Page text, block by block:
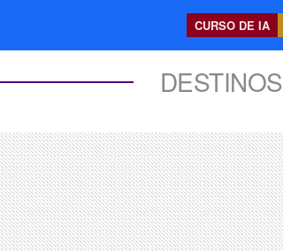
CURSO DE IA
DESTINOS